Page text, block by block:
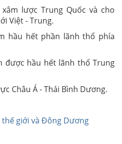
lược Trung Quốc và cho
Việt - Trung.
hầu hết phần lãnh thổ phía
được hầu hết lãnh thổ Trung
Châu Á - Thái Bình Dương.
thế giới và Đông Dương